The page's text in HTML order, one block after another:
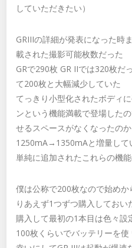
していただきたい）
GRIIIの詳細が発表になった時
載された撮影可能枚数だった
GRで290枚 GR IIでは320枚だ
て200枚と大幅減少していた
てっきり小型化されたボディ
ンという機能満載で登場した
せるスペースがなくなったの
1250mA→1350mAと増量して
単純に追加されたこれらの機
僕は公称で200枚なので始め
りあえず1つずつ購入しておい
購入して最初の1本目は色々設
100枚くらいでバッテリーを使